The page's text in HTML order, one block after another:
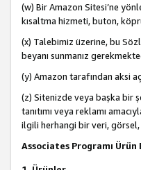
(w) Bir Amazon Sitesi’ne
kısaltma hizmeti, buton,
(x) Talebimiz üzerine, bu
beyanı sunmanız
(y) Amazon tarafından aksi
(z) Sitenizde veya başka bir
tanıtımı veya reklamı
ilgili herhangi bir veri,
Associates Programı